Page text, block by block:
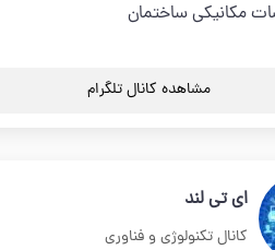
مکانیکی ساختمان
مشاهده کانال تلگرام
ای تی لند
کانال تکنولوژی و فناوری